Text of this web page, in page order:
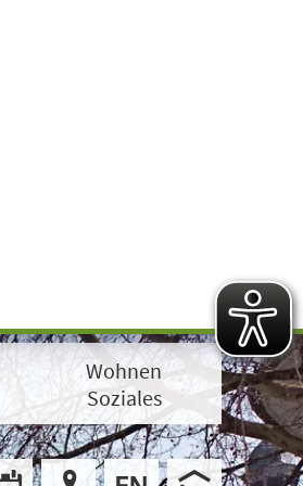
Wohnen
Soziales